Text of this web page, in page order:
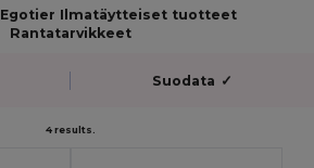
Egotier Ilmatäytteiset tuotteet
Rantatarvikkeet
Suodata ✓
4 results.